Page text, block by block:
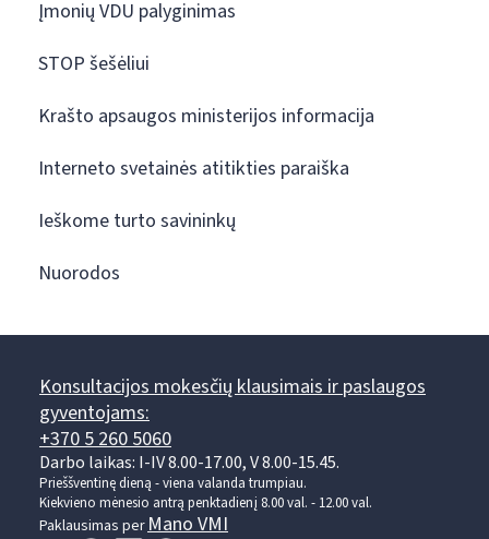
Įmonių VDU palyginimas
STOP šešėliui
Krašto apsaugos ministerijos informacija
Interneto svetainės atitikties paraiška
Ieškome turto savininkų
Nuorodos
Konsultacijos mokesčių klausimais ir paslaugos
gyventojams:
+370 5 260 5060
Darbo laikas: I-IV 8.00-17.00, V 8.00-15.45.
Prieššventinę dieną - viena valanda trumpiau.
Kiekvieno mėnesio antrą penktadienį 8.00 val. - 12.00 val.
Paklausimas per Mano VMI